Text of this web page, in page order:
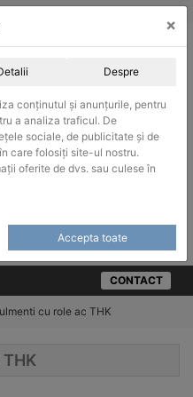
si in sistemul SEAP / SICAP
CONTACT
cu role ac THK
THK
×
Despre
conținutul și anunțurile, pentru
a analiza traficul. De
sociale, de publicitate și de
care folosiți site-ul nostru.
oferite de dvs. sau culese în
Accepta toate